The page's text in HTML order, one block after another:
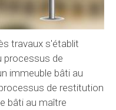
travaux s'établit
processus de
immeuble bâti au
de restitution
bâti au maître